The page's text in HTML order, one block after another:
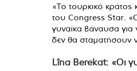
«Το τουρκικό κράτος
του Congress Star.
γυναίκα βάναυσα για
δεν θα σταματήσουν
Lîna Berekat: «Οι